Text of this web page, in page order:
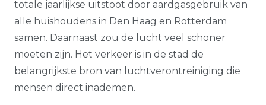
totale jaarlijkse uitstoot door aardgasgebruik van
alle huishoudens in Den Haag en Rotterdam
samen. Daarnaast zou de lucht veel schoner
moeten zijn. Het verkeer is in de stad de
belangrijkste bron van luchtverontreiniging die
mensen direct inademen.